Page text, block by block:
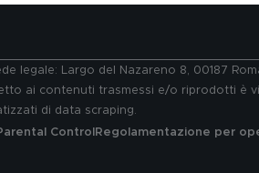
lo
legale: Largo del Nazareno 8, 00187
ai contenuti trasmessi e/o riprodotti
di data scraping.
Control Regolamentazione per